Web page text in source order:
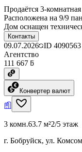
Продаётся 3-
Расположена на 9/9
Дом оснащен
Контакты
09.07.2026 ID 4090563
Агентство
111 667 ƃ
Конвертер валют
3 комн.63.7 м²2/5 этаж
г. Бобруйск, ул.